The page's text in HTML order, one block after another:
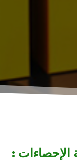
الإحصاءات :